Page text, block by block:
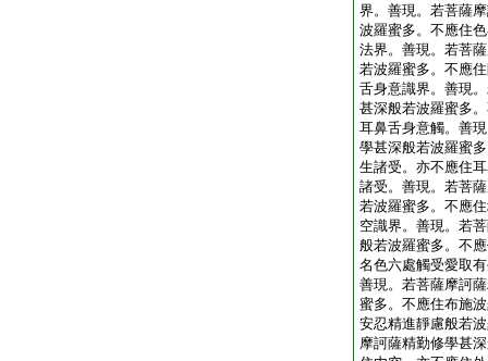
界。善現。若菩薩
波羅蜜多。不應住
法界。善現。若菩
若波羅蜜多。不應
舌身意識界。善現
甚深般若波羅蜜多
耳鼻舌身意觸。善
學甚深般若波羅蜜
生諸受。亦不應住
諸受。善現。若菩
若波羅蜜多。不應
空識界。善現。若
般若波羅蜜多。不
名色六處觸受愛取
善現。若菩薩摩訶
蜜多。不應住布施
安忍精進靜慮般若
摩訶薩精勤修學甚